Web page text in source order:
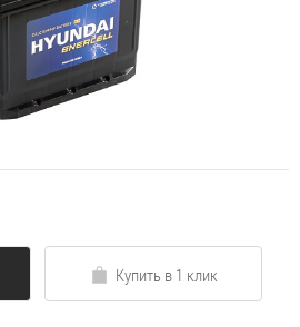
Купить в 1 клик